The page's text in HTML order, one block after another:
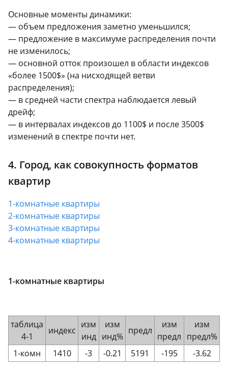
Основные моменты динамики:
— объем предложения заметно уменьшился;
— предложение в максимуме распределения почти
не изменилось;
— основной отток произошел в области индексов
«более 1500$» (на нисходящей ветви
распределения);
— в средней части спектра наблюдается левый
дрейф;
— в интервалах индексов до 1100$ и после 3500$
изменений в спектре почти нет.
4. Город, как совокупность форматов
квартир
1-комнатные квартиры
2-комнатные квартиры
3-комнатные квартиры
4-комнатные квартиры
1-комнатные квартиры
таблица
4-1
индекс
изм
инд
изм
инд%
предл
изм
предл
изм
предл%
1-комн
1410 -3 -0.21 5191 -195 -3.62